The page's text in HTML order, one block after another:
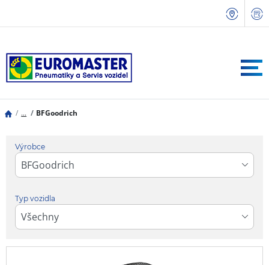
... BFGoodrich
Výrobce
Typ vozidla